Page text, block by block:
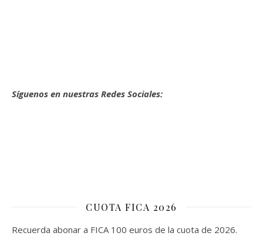
Síguenos en nuestras Redes Sociales:
CUOTA FICA 2026
Recuerda abonar a FICA 100 euros de la cuota de 2026.